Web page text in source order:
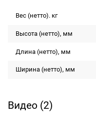
Вес (нетто). кг
Высота (нетто), мм
Длина (нетто), мм
Ширина (нетто), мм
Видео (2)